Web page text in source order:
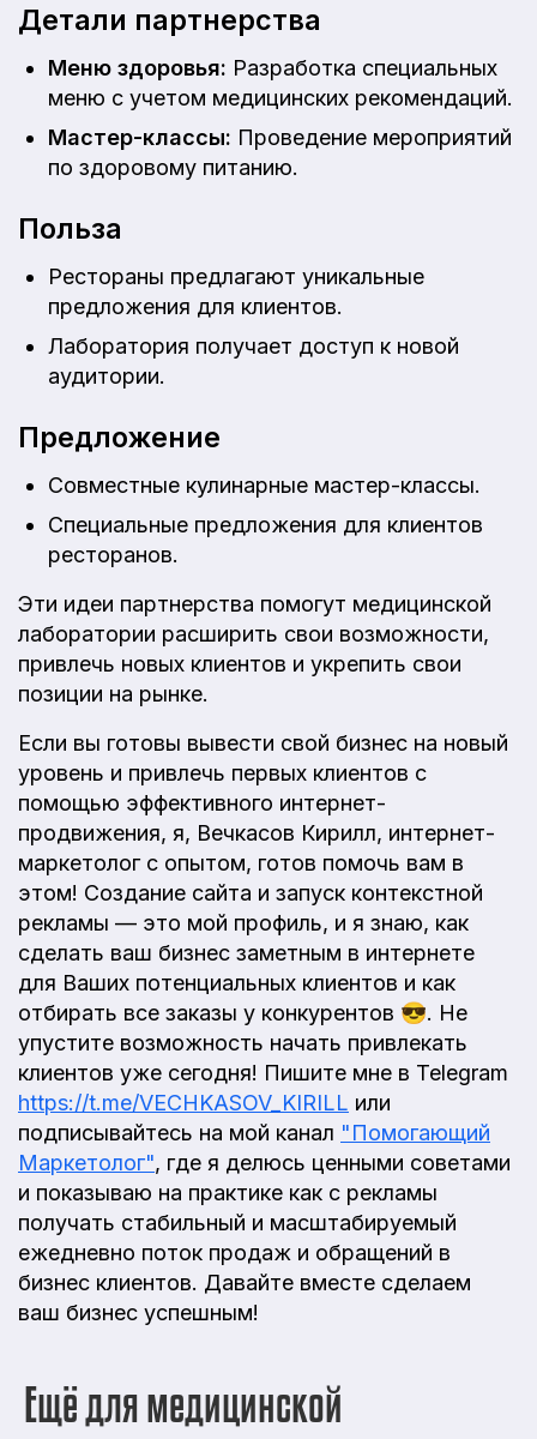
Детали партнерства
Меню здоровья: Разработка специальных
меню с учетом медицинских рекомендаций.
Мастер-классы: Проведение мероприятий
по здоровому питанию.
Польза
Рестораны предлагают уникальные
предложения для клиентов.
Лаборатория получает доступ к новой
аудитории.
Предложение
Совместные кулинарные мастер-классы.
Специальные предложения для клиентов
ресторанов.
Эти идеи партнерства помогут медицинской
лаборатории расширить свои возможности,
привлечь новых клиентов и укрепить свои
позиции на рынке.
Если вы готовы вывести свой бизнес на новый
уровень и привлечь первых клиентов с
помощью эффективного интернет-
продвижения, я, Вечкасов Кирилл, интернет-
маркетолог с опытом, готов помочь вам в
этом! Создание сайта и запуск контекстной
рекламы — это мой профиль, и я знаю, как
сделать ваш бизнес заметным в интернете
для Ваших потенциальных клиентов и как
отбирать все заказы у конкурентов 😎. Не
упустите возможность начать привлекать
клиентов уже сегодня! Пишите мне в Telegram
https://t.me/VECHKASOV_KIRILL или
подписывайтесь на мой канал "Помогающий
Маркетолог", где я делюсь ценными советами
и показываю на практике как с рекламы
получать стабильный и масштабируемый
ежедневно поток продаж и обращений в
бизнес клиентов. Давайте вместе сделаем
ваш бизнес успешным!
Ещё для медицинской